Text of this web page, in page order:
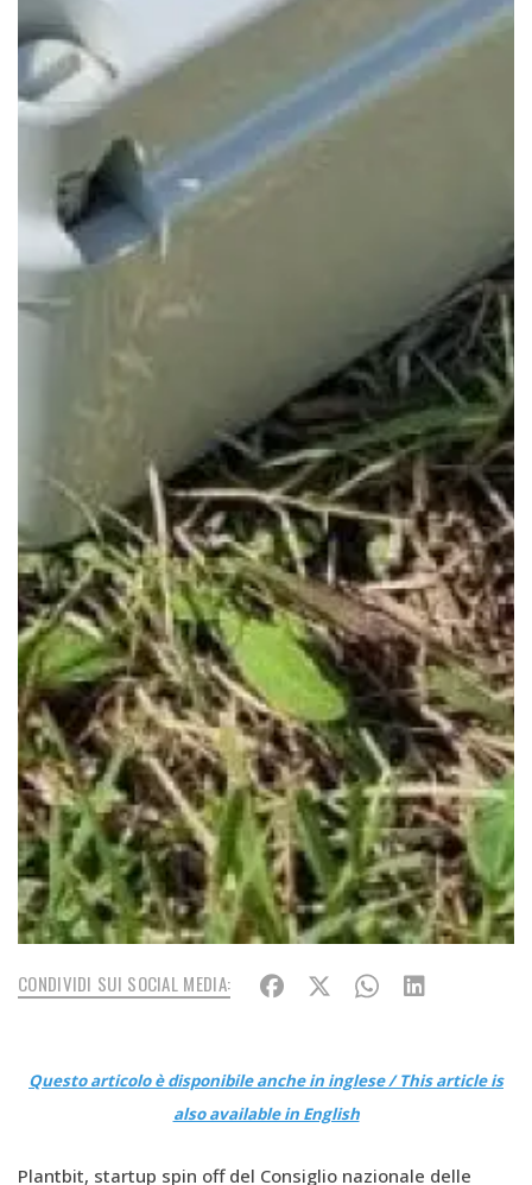
CONDIVIDI SUI SOCIAL MEDIA:
Questo articolo è disponibile anche in inglese / This article is
also available in English
Plantbit, startup spin off del Consiglio nazionale delle